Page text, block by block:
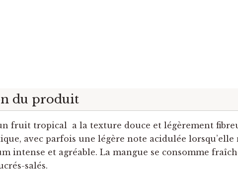
du produit
fruit tropical a la texture douce et légèrement
avec parfois une légère note acidulée
intense et agréable. La mangue se consomme
salés.